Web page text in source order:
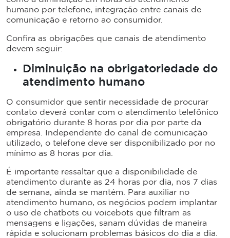
humano por telefone, integração entre canais de
comunicação e retorno ao consumidor.
Confira as obrigações que canais de atendimento
devem seguir:
Diminuição na obrigatoriedade do
atendimento humano
O consumidor que sentir necessidade de procurar
contato deverá contar com o atendimento telefônico
obrigatório durante 8 horas por dia por parte da
empresa. Independente do canal de comunicação
utilizado, o telefone deve ser disponibilizado por no
mínimo as 8 horas por dia.
É importante ressaltar que a disponibilidade de
atendimento durante as 24 horas por dia, nos 7 dias
de semana, ainda se mantém. Para auxiliar no
atendimento humano, os negócios podem implantar
o uso de chatbots ou voicebots que filtram as
mensagens e ligações, sanam dúvidas de maneira
rápida e solucionam problemas básicos do dia a dia.